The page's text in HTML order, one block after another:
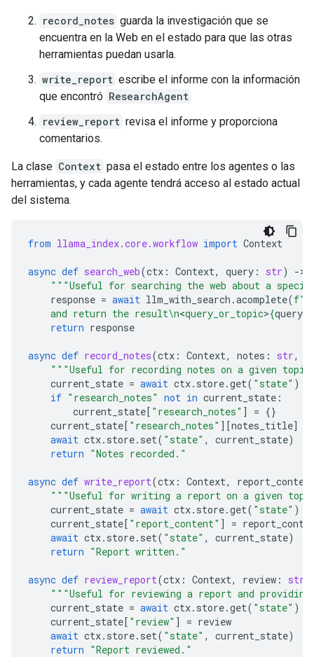
record_notes guarda la investigación que se
encuentra en la Web en el estado para que las otras
herramientas puedan usarla.
write_report escribe el informe con la información
que encontró ResearchAgent
review_report revisa el informe y proporciona
comentarios.
La clase Context pasa el estado entre los agentes o las
herramientas, y cada agente tendrá acceso al estado actual
del sistema.
from llama_index.core.workflow import Context
async def search_web(ctx : Context, query : str) ->
"""Useful for searching the web about a
response = await llm_with_search .acomplete(f
    and return the result
\n<query_or_topic>{query
return response
async def record_notes(ctx : Context, notes : str,
"""Useful for recording notes on a given
current_state = await ctx. store.get( "state" )
if "research_notes" not in current_state :
current_state[ "research_notes" ] = {}
current_state[ "research_notes" ][notes_title]
await ctx. store. set( "state" , current_state)
return "Notes recorded."
async def write_report(ctx : Context,
"""Useful for writing a report on a given
current_state = await ctx. store.get( "state" )
current_state[ "report_content" ] =
await ctx. store. set( "state" , current_state)
return "Report written."
async def review_report(ctx : Context, review : str
"""Useful for reviewing a report and
current_state = await ctx. store.get( "state" )
current_state[ "review" ] = review
await ctx. store. set( "state" , current_state)
return "Report reviewed."